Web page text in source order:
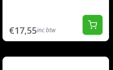
€17,55inc btw